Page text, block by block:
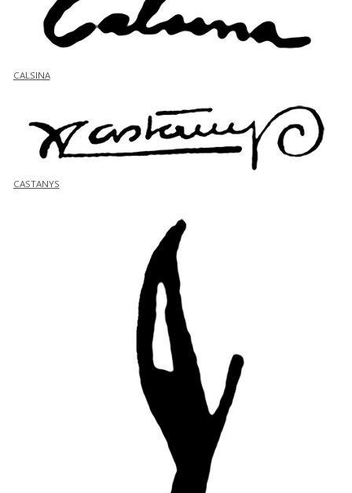
CALSINA
CASTANYS